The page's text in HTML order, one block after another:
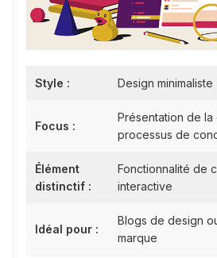
Style : Design minimaliste
Focus :
Présentation de la
processus de
Élément
distinctif :
Fonctionnalité de
interactive
Idéal pour :
Blogs de design
marque